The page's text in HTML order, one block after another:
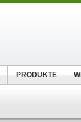
PRODUKTE